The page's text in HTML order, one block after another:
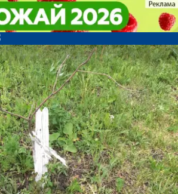
рассказали, высадят ли
вдоль новой дороги на
рассказали, высадят ли
вдоль новой дороги на
новости по
и курсы
Пензе